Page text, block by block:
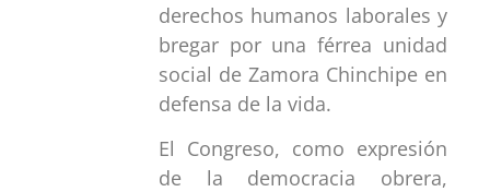
derechos humanos laborales y
bregar por una férrea unidad
social de Zamora Chinchipe en
defensa de la vida.
El Congreso, como expresión
de la democracia obrera,